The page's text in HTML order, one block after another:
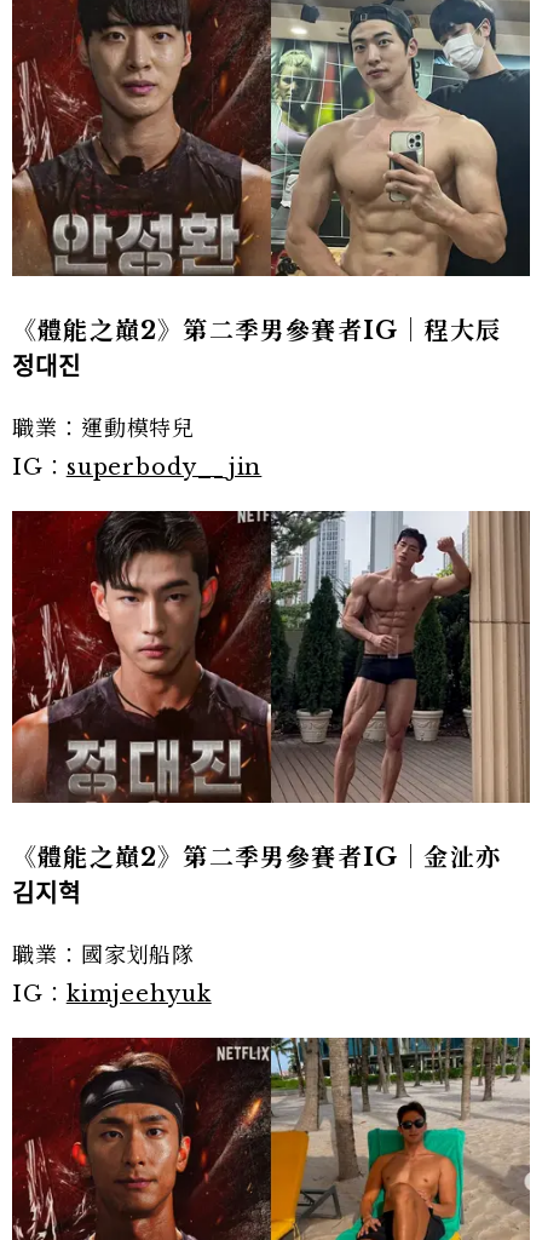
《體能之巔2》第二季男參賽者IG｜程大辰
정대진
職業：運動模特兒
IG： superbody__jin
《體能之巔2》第二季男參賽者IG｜金沚亦
김지혁
職業：國家划船隊
IG： kimjeehyuk